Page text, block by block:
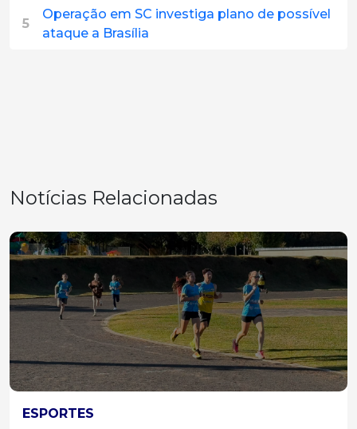
5
Operação em SC investiga plano de possível
ataque a Brasília
Notícias Relacionadas
ESPORTES